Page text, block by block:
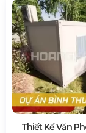
Thiết Kế Văn